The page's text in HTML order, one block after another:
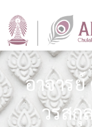
อาจาร
วรสกุ